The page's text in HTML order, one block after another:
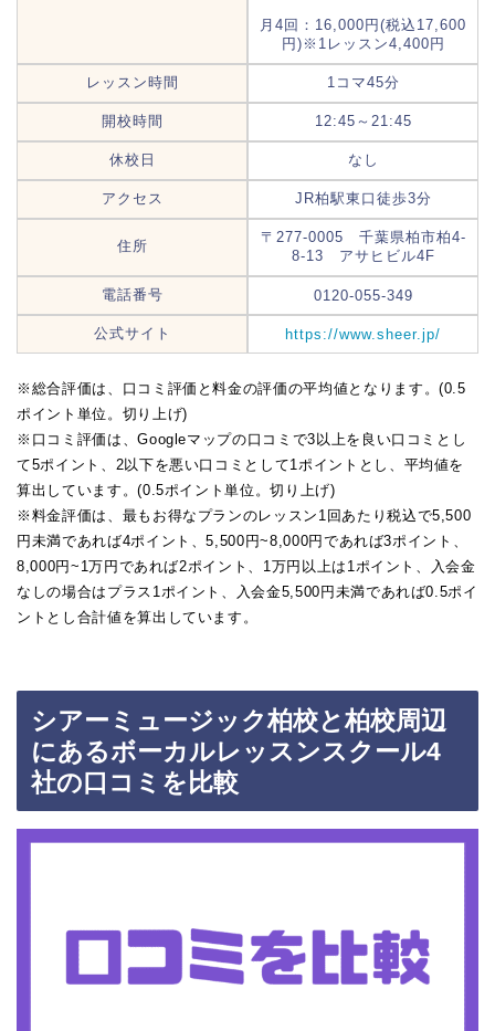
月4回：16,000円(税込17,600
円)※1レッスン4,400円
レッスン時間 1コマ45分
開校時間 12:45～21:45
休校日 なし
アクセス JR柏駅東口徒歩3分
住所
〒277-0005 千葉県柏市柏4-
8-13 アサヒビル4F
電話番号 0120-055-349
公式サイト https://www.sheer.jp/
※総合評価は、口コミ評価と料金の評価の平均値となります。(0.5
ポイント単位。切り上げ)
※口コミ評価は、Googleマップの口コミで3以上を良い口コミとし
て5ポイント、2以下を悪い口コミとして1ポイントとし、平均値を
算出しています。(0.5ポイント単位。切り上げ)
※料金評価は、最もお得なプランのレッスン1回あたり税込で5,500
円未満であれば4ポイント、5,500円~8,000円であれば3ポイント、
8,000円~1万円であれば2ポイント、1万円以上は1ポイント、入会金
なしの場合はプラス1ポイント、入会金5,500円未満であれば0.5ポイ
ントとし合計値を算出しています。
シアーミュージック柏校と柏校周辺
にあるボーカルレッスンスクール4
社の口コミを比較